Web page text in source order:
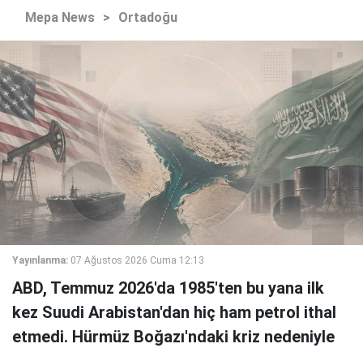
Mepa News > Ortadoğu
Yayınlanma: 07 Ağustos 2026 Cuma 12:13
ABD, Temmuz 2026'da 1985'ten bu yana ilk
kez Suudi Arabistan'dan hiç ham petrol ithal
etmedi. Hürmüz Boğazı'ndaki kriz nedeniyle